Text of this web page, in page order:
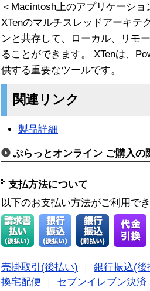
＜Macintosh上のアプリケーショ
XTenのマルチスレッドアーキテ
ンと共存して、ローカル、リモ
ることができます。 XTenは、
供する重要なツールです。
関連リンク
製品詳細
ぷらっとオンライン ご購入の
支払方法について
以下のお支払い方法がご利用で
売掛取引(後払い)
銀行振込(後
換宅配便
セブンイレブン決済